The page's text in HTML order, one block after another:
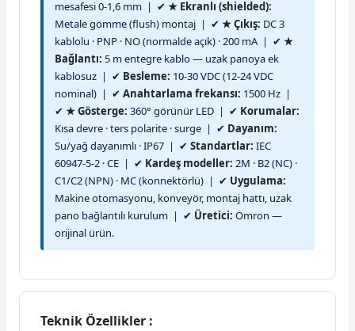
mesafesi 0-1,6 mm | ✔ ★ Ekranlı (shielded):
Metale gömme (flush) montaj | ✔ ★ Çıkış: DC 3
kablolu · PNP · NO (normalde açık) · 200 mA | ✔ ★
Bağlantı: 5 m entegre kablo — uzak panoya ek
kablosuz | ✔ Besleme: 10-30 VDC (12-24 VDC
nominal) | ✔ Anahtarlama frekansı: 1500 Hz |
✔ ★ Gösterge: 360° görünür LED | ✔ Korumalar:
Kısa devre · ters polarite · surge | ✔ Dayanım:
Su/yağ dayanımlı · IP67 | ✔ Standartlar: IEC
60947-5-2 · CE | ✔ Kardeş modeller: 2M · B2 (NC) ·
C1/C2 (NPN) · MC (konnektörlü) | ✔ Uygulama:
Makine otomasyonu, konveyör, montaj hattı, uzak
pano bağlantılı kurulum | ✔ Üretici: Omron —
orijinal ürün.
Teknik Özellikler :